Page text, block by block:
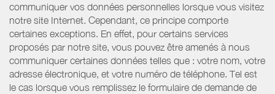
communiquer vos données personnelles lorsque vous visitez
notre site Internet. Cependant, ce principe comporte
certaines exceptions. En effet, pour certains services
proposés par notre site, vous pouvez être amenés à nous
communiquer certaines données telles que : votre nom, votre
adresse électronique, et votre numéro de téléphone. Tel est
le cas lorsque vous remplissez le formulaire de demande de